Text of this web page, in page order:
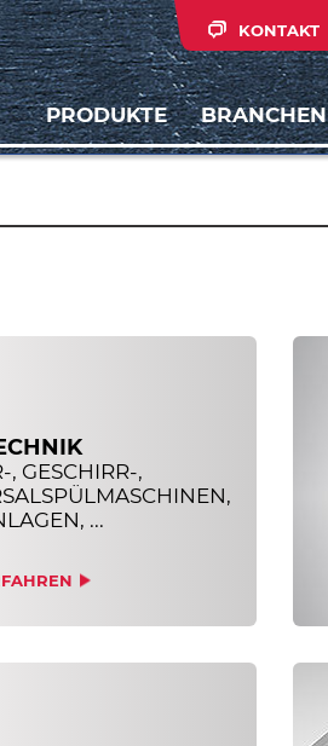
KONTAKT
PRODUKTE BRANCHEN
, GESCHIRR-,
...